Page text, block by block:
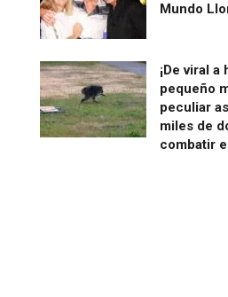
Mundo
¡De viral
pequeño
peculiar
miles de
combatir